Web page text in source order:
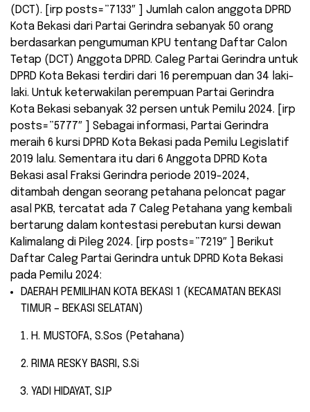
(DCT). [irp posts=”7133″ ] Jumlah calon anggota DPRD
Kota Bekasi dari Partai Gerindra sebanyak 50 orang
berdasarkan pengumuman KPU tentang Daftar Calon
Tetap (DCT) Anggota DPRD. Caleg Partai Gerindra untuk
DPRD Kota Bekasi terdiri dari 16 perempuan dan 34 laki-
laki. Untuk keterwakilan perempuan Partai Gerindra
Kota Bekasi sebanyak 32 persen untuk Pemilu 2024. [irp
posts=”5777″ ] Sebagai informasi, Partai Gerindra
meraih 6 kursi DPRD Kota Bekasi pada Pemilu Legislatif
2019 lalu. Sementara itu dari 6 Anggota DPRD Kota
Bekasi asal Fraksi Gerindra periode 2019-2024,
ditambah dengan seorang petahana peloncat pagar
asal PKB, tercatat ada 7 Caleg Petahana yang kembali
bertarung dalam kontestasi perebutan kursi dewan
Kalimalang di Pileg 2024. [irp posts=”7219″ ] Berikut
Daftar Caleg Partai Gerindra untuk DPRD Kota Bekasi
pada Pemilu 2024:
DAERAH PEMILIHAN KOTA BEKASI 1 (KECAMATAN BEKASI
TIMUR – BEKASI SELATAN)
H. MUSTOFA, S.Sos (Petahana)
RIMA RESKY BASRI, S.Si
YADI HIDAYAT, S.I.P